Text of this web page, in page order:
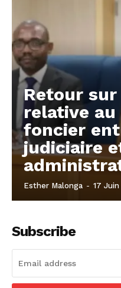
Retour
relative
foncier
judiciaire
Esther Malonga - 17
Subscribe